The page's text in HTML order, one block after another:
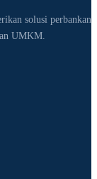
solusi perbankan
UMKM.